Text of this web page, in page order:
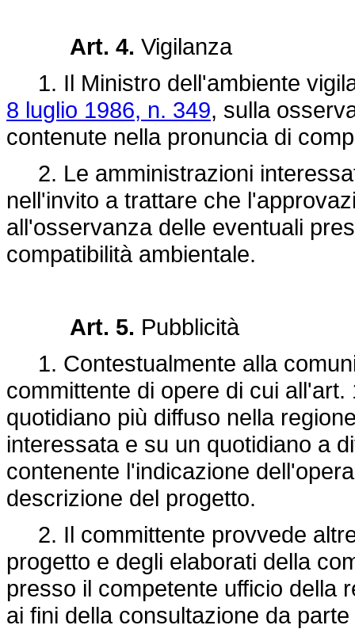
Art. 4. Vigilanza
1. Il Ministro dell'ambiente
8 luglio 1986, n. 349, sulla
contenute nella pronuncia di
2. Le amministrazioni
nell'invito a trattare che
all'osservanza delle eventuali
compatibilità ambientale.
Art. 5. Pubblicità
1. Contestualmente alla
committente di opere di cui
quotidiano più diffuso nella
interessata e su un quotidiano a
contenente l'indicazione
descrizione del progetto.
2. Il committente provvede
progetto e degli elaborati della
presso il competente ufficio della
ai fini della consultazione da